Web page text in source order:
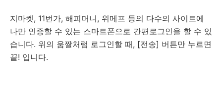
지마켓, 11번가, 해피머니, 위메프 등의 다수의 사이트에
나만 인증할 수 있는 스마트폰으로 간편로그인을 할 수 있
습니다. 위의 움짤처럼 로그인할 때, [전송] 버튼만 누르면
끝! 입니다.